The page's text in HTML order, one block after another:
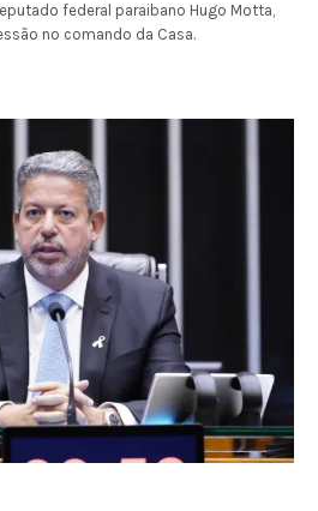
federal paraibano Hugo Motta,
no comando da Casa.